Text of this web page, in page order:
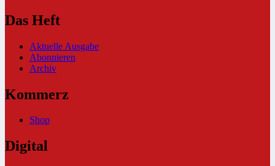
Das Heft
Aktuelle Ausgabe
Abonnieren
Archiv
Kommerz
Shop
Digital